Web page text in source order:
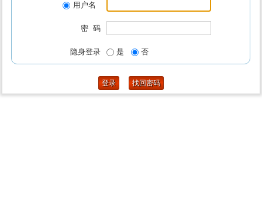
用户名
密 码
隐身登录 是 否